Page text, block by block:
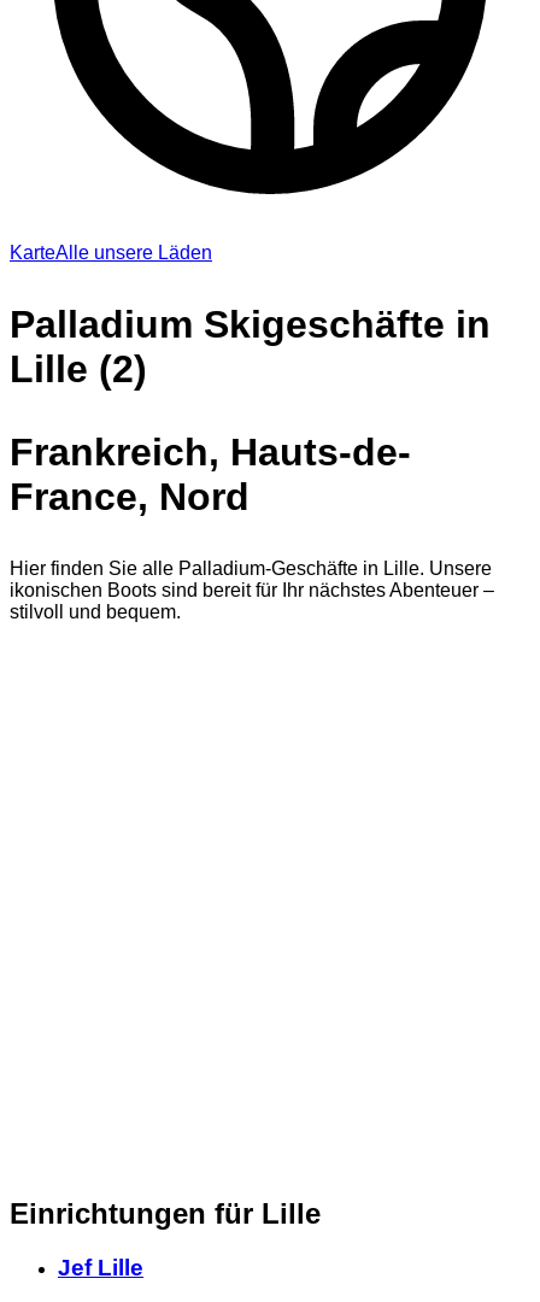
KarteAlle unsere Läden
Palladium Skigeschäfte in
Lille (2)
Frankreich, Hauts-de-
France, Nord
Hier finden Sie alle Palladium-Geschäfte in Lille. Unsere
ikonischen Boots sind bereit für Ihr nächstes Abenteuer –
stilvoll und bequem.
Einrichtungen für Lille
Jef Lille